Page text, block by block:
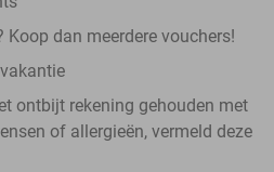
Koop dan meerdere vouchers!
ontbijt rekening gehouden met
of allergieën, vermeld deze